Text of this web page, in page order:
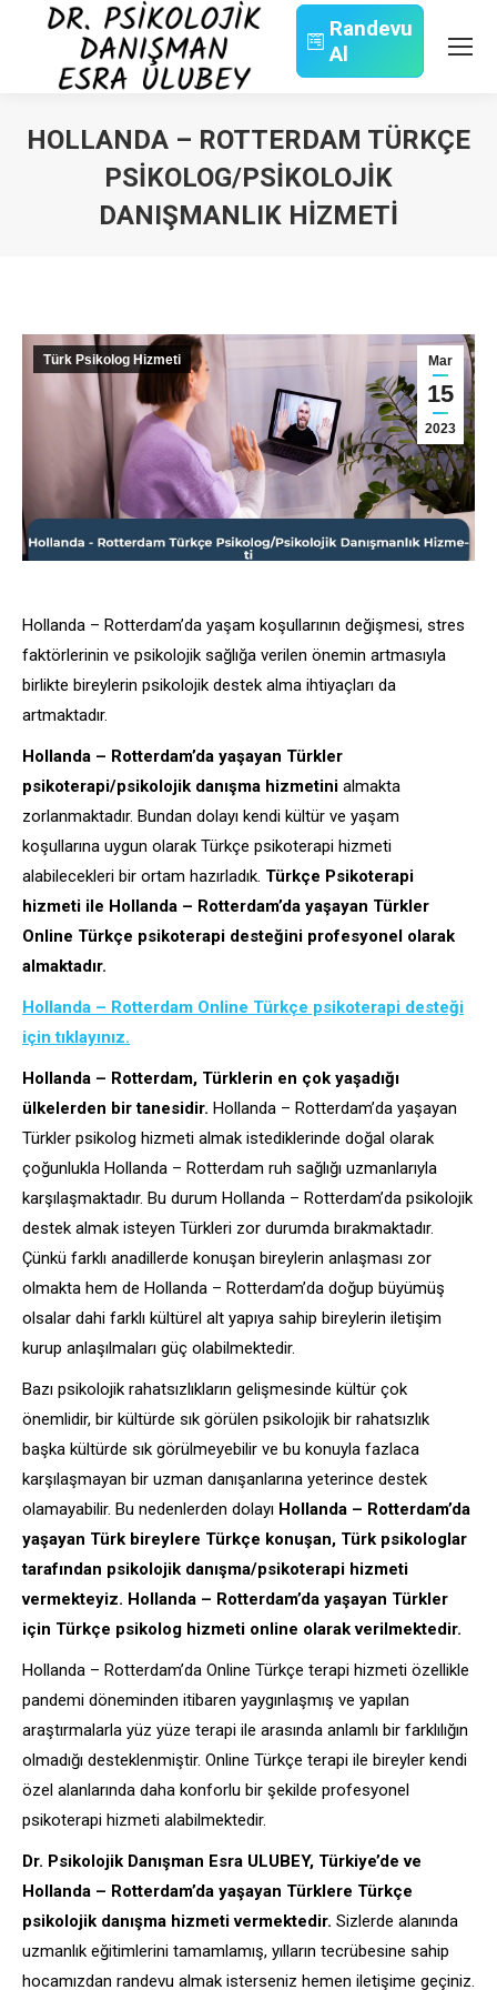
Randevu
Al
HOLLANDA – ROTTERDAM TÜRKÇE
PSIKOLOG/PSIKOLOJIK
DANIŞMANLIK HIZMETI
Mar
15
2023
Türk Psikolog Hizmeti
Hollanda – Rotterdam’da yaşam koşullarının değişmesi, stres
faktörlerinin ve psikolojik sağlığa verilen önemin artmasıyla
birlikte bireylerin psikolojik destek alma ihtiyaçları da
artmaktadır.
Hollanda – Rotterdam’da yaşayan Türkler
psikoterapi/psikolojik danışma hizmetini almakta
zorlanmaktadır. Bundan dolayı kendi kültür ve yaşam
koşullarına uygun olarak Türkçe psikoterapi hizmeti
alabilecekleri bir ortam hazırladık. Türkçe Psikoterapi
hizmeti ile Hollanda – Rotterdam’da yaşayan Türkler
Online Türkçe psikoterapi desteğini profesyonel olarak
almaktadır.
Hollanda – Rotterdam Online Türkçe psikoterapi desteği
için tıklayınız.
Hollanda – Rotterdam, Türklerin en çok yaşadığı
ülkelerden bir tanesidir. Hollanda – Rotterdam’da yaşayan
Türkler psikolog hizmeti almak istediklerinde doğal olarak
çoğunlukla Hollanda – Rotterdam ruh sağlığı uzmanlarıyla
karşılaşmaktadır. Bu durum Hollanda – Rotterdam’da psikolojik
destek almak isteyen Türkleri zor durumda bırakmaktadır.
Çünkü farklı anadillerde konuşan bireylerin anlaşması zor
olmakta hem de Hollanda – Rotterdam’da doğup büyümüş
olsalar dahi farklı kültürel alt yapıya sahip bireylerin iletişim
kurup anlaşılmaları güç olabilmektedir.
Bazı psikolojik rahatsızlıkların gelişmesinde kültür çok
önemlidir, bir kültürde sık görülen psikolojik bir rahatsızlık
başka kültürde sık görülmeyebilir ve bu konuyla fazlaca
karşılaşmayan bir uzman danışanlarına yeterince destek
olamayabilir. Bu nedenlerden dolayı Hollanda – Rotterdam’da
yaşayan Türk bireylere Türkçe konuşan, Türk psikologlar
tarafından psikolojik danışma/psikoterapi hizmeti
vermekteyiz. Hollanda – Rotterdam’da yaşayan Türkler
için Türkçe psikolog hizmeti online olarak verilmektedir.
Hollanda – Rotterdam’da Online Türkçe terapi hizmeti özellikle
pandemi döneminden itibaren yaygınlaşmış ve yapılan
araştırmalarla yüz yüze terapi ile arasında anlamlı bir farklılığın
olmadığı desteklenmiştir. Online Türkçe terapi ile bireyler kendi
özel alanlarında daha konforlu bir şekilde profesyonel
psikoterapi hizmeti alabilmektedir.
Dr. Psikolojik Danışman Esra ULUBEY, Türkiye’de ve
Hollanda – Rotterdam’da yaşayan Türklere Türkçe
psikolojik danışma hizmeti vermektedir. Sizlerde alanında
uzmanlık eğitimlerini tamamlamış, yılların tecrübesine sahip
hocamızdan randevu almak isterseniz hemen iletişime geçiniz.